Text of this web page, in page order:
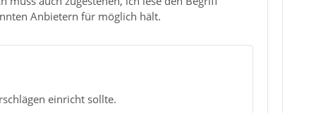
Anbietern für möglich hält.
einricht sollte.